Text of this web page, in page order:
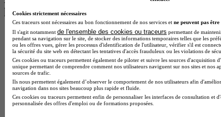
les plus recherchés
BTS Esf en alternance
BTS Dietetique en alternance
BTS Mco en alternance
BTS Pi en alternance
BTS Sp3s en alternance
Master CCA en alternance
BTS Ndrc en alternance
BTS Sam en alternance
Cap Fleuriste en alternance
Cookies strictement nécessaires
Ces traceurs sont nécessaires au bon fonctionnement de nos services et ne peuvent pas être
Il s'agit notamment de l'ensemble des cookies ou traceurs permettant de
pendant sa navigation sur le site, de stocker des informations temporaires telles que les
ou les offres vues, gérer les processus d'identification de l'utilisateur, vérifier s'il est
la sécurité du site web en détectant les tentatives d'accès frauduleux ou les violations de
Ces cookies ou traceurs permettent également de piloter et suivre les sources d'acquisition
unique permettant de comprendre comment nos utilisateurs naviguent sur nos sites et nos
sources de trafic.
Ils nous permettent également d’observer le comportement de nos utilisateurs afin
navigation dans nos sites beaucoup plus rapide et fluide.
Ces cookies ou traceurs permettent enfin de personnaliser les interfaces de consultation et
personnalisée des offres d'emploi ou de formations proposées.